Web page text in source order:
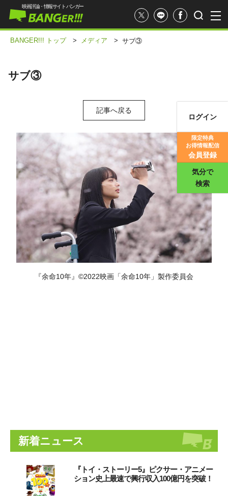
映画評価
映画評論・情報サイト バンガー
ログイン
限定特典
お得情報配信
会員登録
気分で
検索
BANGER!!! トップ > メディア > サブ③
サブ③
記事へ戻る
『余命10年』©2022映画「余命10年」製作委員会
新着ニュース
『トイ・ストーリー5』ピクサー・アニメー
ション史上最速で興行収入100億円を突破！